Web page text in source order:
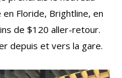
Floride, Brightline, en
de $120 aller-retour.
depuis et vers la gare.